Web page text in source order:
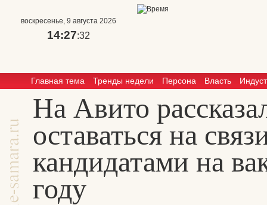
воскресенье, 9 августа 2026
14:27:32
Главная тема Тренды недели Персона Власть
На Авито
оставаться на
кандидатами на
году